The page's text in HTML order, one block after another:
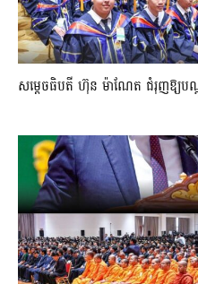
សម្តេចធិបតី ហ៊ុន ម៉ាណែត ជំរុញឱ្យប